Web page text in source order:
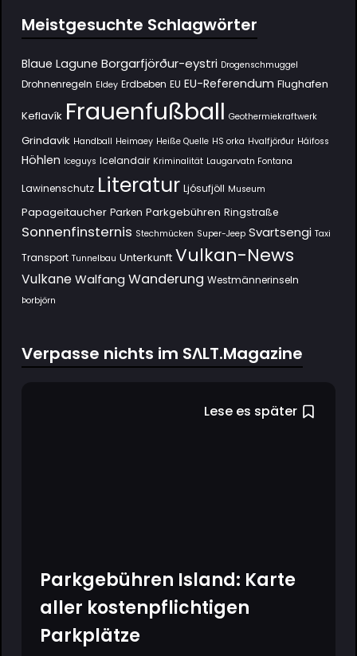
Meistgesuchte Schlagwörter
Blaue Lagune Borgarfjörður-eystri Drogenschmuggel
Drohnenregeln Eldey Erdbeben EU EU-Referendum Flughafen
Keflavík Frauenfußball Geothermiekraftwerk
Grindavik Handball Heimaey Heiße Quelle HS orka Hvalfjörður Háifoss
Höhlen Iceguys Icelandair Kriminalität Laugarvatn Fontana
Lawinenschutz Literatur Ljósufjöll Museum
Papageitaucher Parken Parkgebühren Ringstraße
Sonnenfinsternis Stechmücken Super-Jeep Svartsengi Taxi
Transport Tunnelbau Unterkunft Vulkan-News
Vulkane Walfang Wanderung Westmännerinseln
Þorbjörn
Verpasse nichts im SΛLT.Magazine
Lese es später
Parkgebühren Island: Karte
aller kostenpflichtigen
Parkplätze